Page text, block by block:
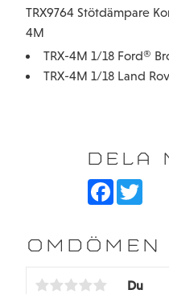
TRX9764 Stötdämpare
4M
TRX-4M 1/18 Ford®
TRX-4M 1/18 Land
DELA
F
b
o
T
t
e
OMDÖMEN
Du